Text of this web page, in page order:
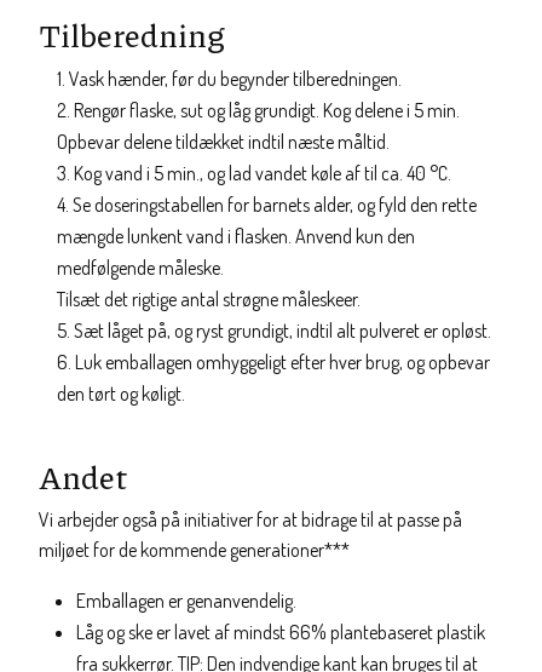
Tilberedning
Vask hænder, før du begynder tilberedningen.
Rengør flaske, sut og låg grundigt. Kog delene i 5 min.
Opbevar delene tildækket indtil næste måltid.
Kog vand i 5 min., og lad vandet køle af til ca. 40 °C.
Se doseringstabellen for barnets alder, og fyld den rette
mængde lunkent vand i flasken. Anvend kun den
medfølgende måleske.
Tilsæt det rigtige antal strøgne måleskeer.
Sæt låget på, og ryst grundigt, indtil alt pulveret er opløst.
Luk emballagen omhyggeligt efter hver brug, og opbevar
den tørt og køligt.
Andet
Vi arbejder også på initiativer for at bidrage til at passe på
miljøet for de kommende generationer***
Emballagen er genanvendelig.
Låg og ske er lavet af mindst 66% plantebaseret plastik
fra sukkerrør. TIP: Den indvendige kant kan bruges til at